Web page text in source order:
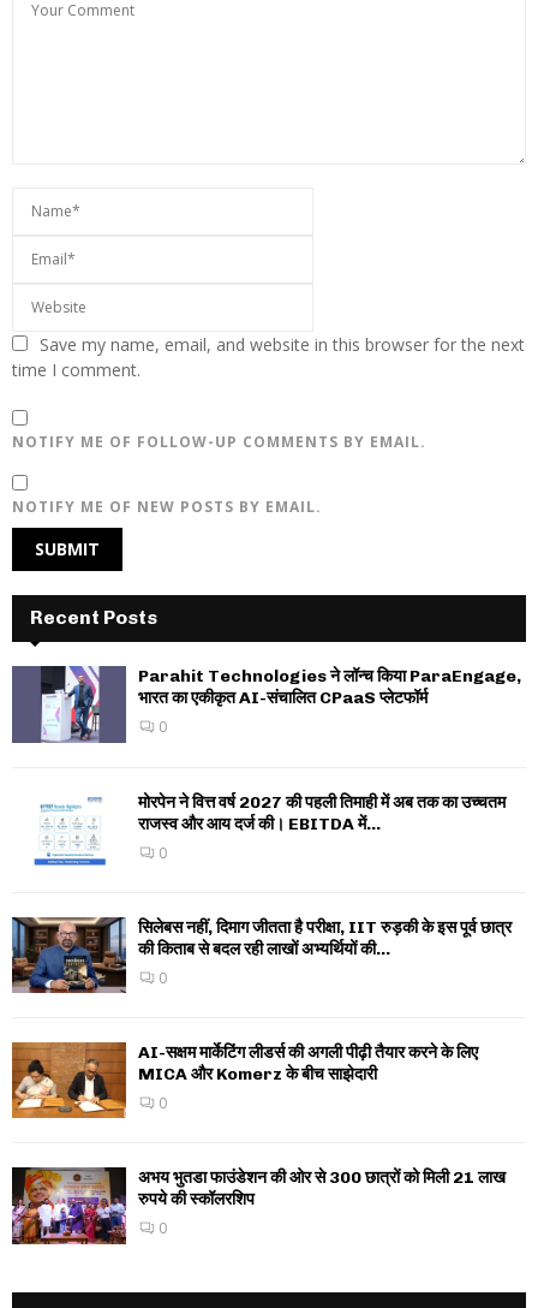
Save my name, email, and website in this browser for the next
time I comment.
NOTIFY ME OF FOLLOW-UP COMMENTS BY EMAIL.
NOTIFY ME OF NEW POSTS BY EMAIL.
Recent Posts
Parahit Technologies ने लॉन्च किया ParaEngage,
भारत का एकीकृत AI-संचालित CPaaS प्लेटफॉर्म
0
मोरपेन ने वित्त वर्ष 2027 की पहली तिमाही में अब तक का उच्चतम
राजस्व और आय दर्ज की। EBITDA में...
0
सिलेबस नहीं, दिमाग जीतता है परीक्षा, IIT रुड़की के इस पूर्व छात्र
की किताब से बदल रही लाखों अभ्यर्थियों की...
0
AI-सक्षम मार्केटिंग लीडर्स की अगली पीढ़ी तैयार करने के लिए
MICA और Komerz के बीच साझेदारी
0
अभय भुतडा फाउंडेशन की ओर से 300 छात्रों को मिली 21 लाख
रुपये की स्कॉलरशिप
0